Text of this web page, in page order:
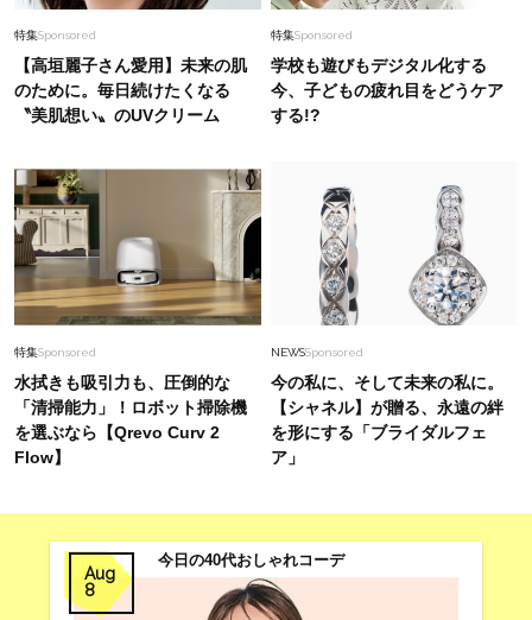
「Tシャツ苦手」を克服！【大野真理子さん×佐
藤佳菜子さん】”40代コンサバ派”の盛れセット
〈元社長秘書〉内緒で教える【お盆の帰省手土産
5選】東京で買える「また買ってきて」と喜ばれ
Fashion 2026.6.23
40代ママが毎日頼る！今夏の流行ぺたんこシュ
ーズ〈スポサン、メリージェーンetc.〉
特集Sponsored
【高垣麗子さん愛用】未来の肌
のために。毎日続けたくなる
〝美肌想い〟のUVクリーム
特集Sponsored
学校も遊びもデジタル化する
今、子どもの疲れ目をどうケア
する!?
特集Sponsored
水拭きも吸引力も、圧倒的な
「清掃能力」！ロボット掃除機
を選ぶなら【Qrevo Curv 2
Flow】
NEWSSponsored
今の私に、そして未来の私に。
【シャネル】が贈る、永遠の絆
を形にする「ブライダルフェ
ア」
Aug
8
今日の40代おしゃれコーデ